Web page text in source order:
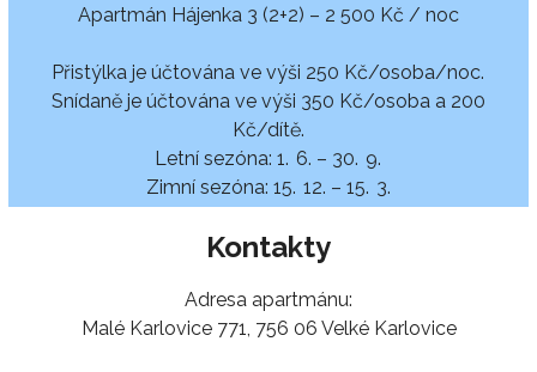
Apartmán Hájenka 3 (2+2) – 2 500 Kč / noc
Přistýlka je účtována ve výši 250 Kč/osoba/noc.
Snídaně je účtována ve výši 350 Kč/osoba a 200
Kč/dítě.
Letní sezóna: 1. 6. – 30. 9.
Zimní sezóna: 15. 12. – 15. 3.
Kontakty
Adresa apartmánu:
Malé Karlovice 771, 756 06 Velké Karlovice